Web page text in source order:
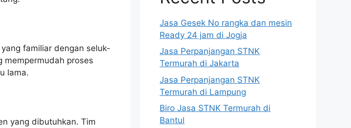
familiar dengan seluk-
mempermudah proses
lama.
yang dibutuhkan. Tim
Jasa Gesek No rangka dan mesin
Ready 24 jam di Jogja
Jasa Perpanjangan STNK
Termurah di Jakarta
Jasa Perpanjangan STNK
Termurah di Lampung
Biro Jasa STNK Termurah di
Bantul